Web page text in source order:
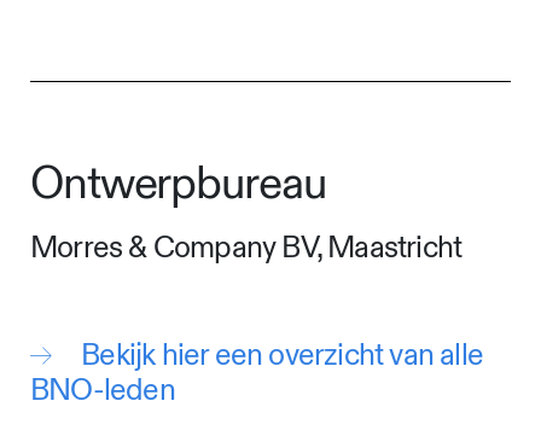
Ontwerpbureau
Morres & Company BV, Maastricht
Bekijk hier een overzicht van alle
BNO-leden